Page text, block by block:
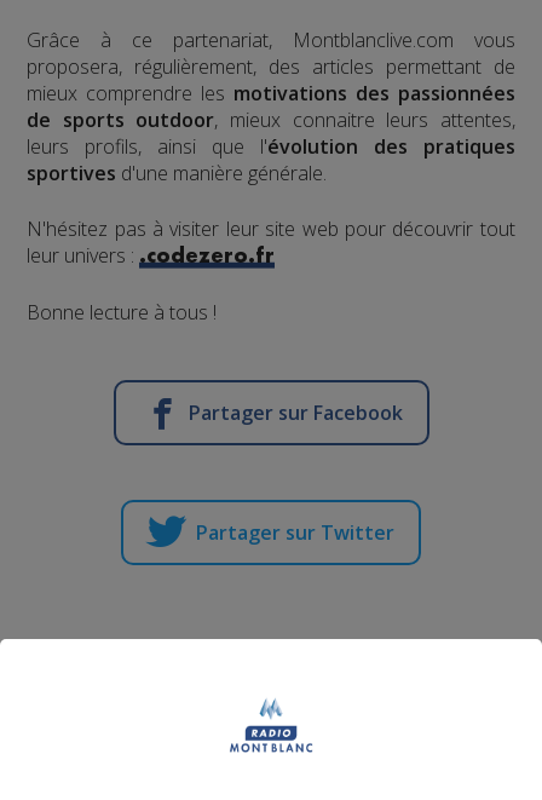
Grâce à ce partenariat, Montblanclive.com vous
proposera, régulièrement, des articles permettant de
mieux comprendre les motivations des passionnées
de sports outdoor, mieux connaitre leurs attentes,
leurs profils, ainsi que l'évolution des pratiques
sportives d'une manière générale.
N'hésitez pas à visiter leur site web pour découvrir tout
leur univers :.codezero.fr
Bonne lecture à tous !
Partager sur Facebook
Partager sur Twitter
comment les reconnaître ?
Publié par La rédaction Montblanclive
Mis à jour le 25 juillet 2018 à 16h59